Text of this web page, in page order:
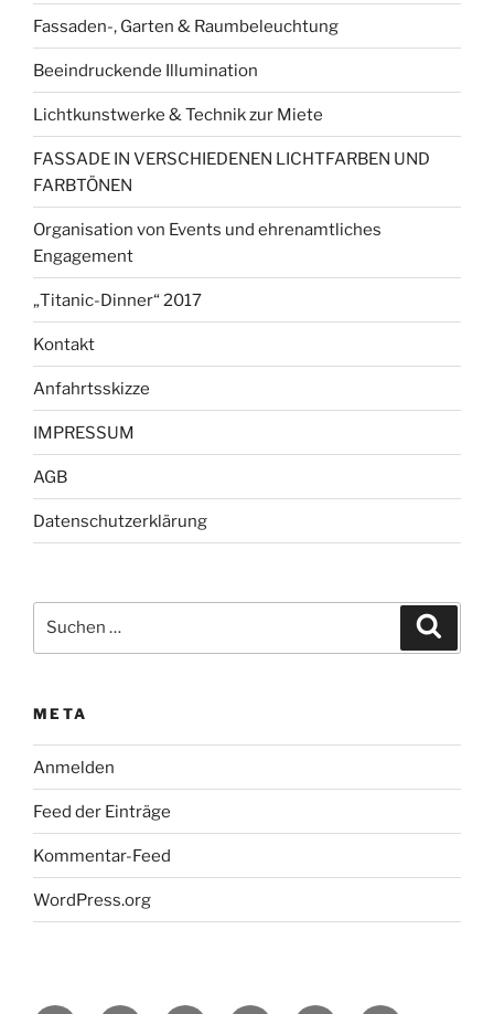
Fassaden-, Garten & Raumbeleuchtung
Beeindruckende Illumination
Lichtkunstwerke & Technik zur Miete
FASSADE IN VERSCHIEDENEN LICHTFARBEN UND
FARBTÖNEN
Organisation von Events und ehrenamtliches
Engagement
„Titanic-Dinner“ 2017
Kontakt
Anfahrtsskizze
IMPRESSUM
AGB
Datenschutzerklärung
nach:
META
Anmelden
Feed der Einträge
Kommentar-Feed
WordPress.org